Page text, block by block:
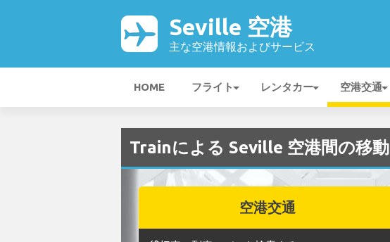
Seville 空港
主な空港情報およびサービス
HOME フライト レンタカー 空港交通
Trainによる Seville 空港間の移動
空港交通